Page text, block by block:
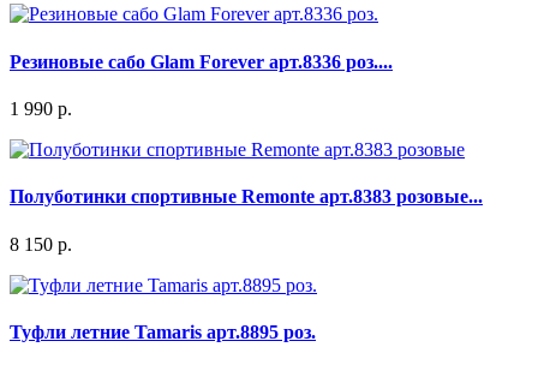
Резиновые сабо Glam Forever арт.8336 роз....
1 990 р.
Полуботинки спортивные Remonte арт.8383 розовые...
8 150 р.
Туфли летние Tamaris арт.8895 роз.